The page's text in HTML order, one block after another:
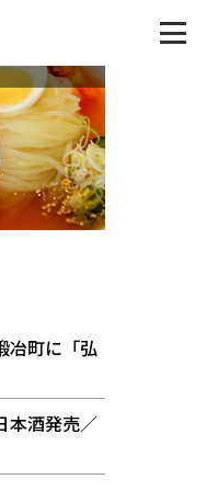
冶町に「弘
本酒発売／